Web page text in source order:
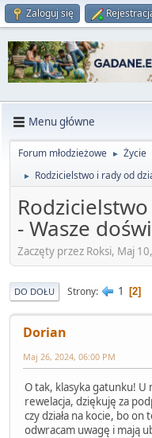
Zaloguj się
Menu główne
Forum młodzieżowe ► Życie
► Rodzicielstwo i rady od
- Wasze
Zaczęty przez Roksi, Maj
DO DOŁU Strony 1 2
Dorian
Maj 26, 2024, 06:00 PM
O tak, klasyka gatunku! U
rewelacja, dziękuję za
czy działa na kocie, bo
odwracam uwagę i mają